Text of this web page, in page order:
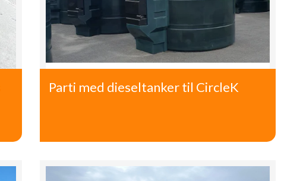
Parti med dieseltanker til CircleK